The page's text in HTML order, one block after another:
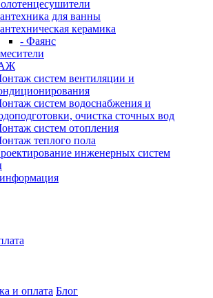
для ванны
керамика
- Фаянс
систем вентиляции и
систем водоснабжения и
очистка сточных вод
систем отопления
теплого пола
инженерных систем
и оплата Блог